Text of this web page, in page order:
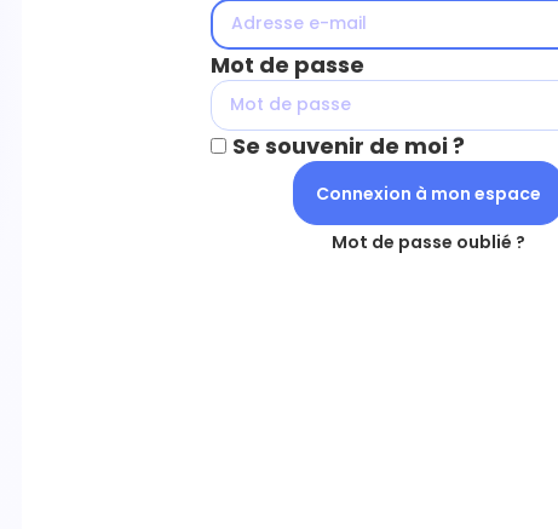
Mot de passe
Se souvenir de moi ?
Mot de passe oublié ?